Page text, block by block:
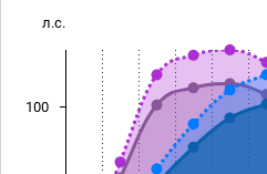
л.с.
100